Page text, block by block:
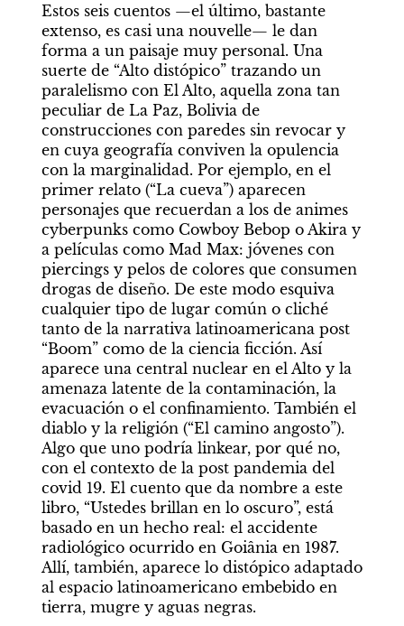
Estos seis cuentos —el último, bastante
extenso, es casi una nouvelle— le dan
forma a un paisaje muy personal. Una
suerte de “Alto distópico” trazando un
paralelismo con El Alto, aquella zona tan
peculiar de La Paz, Bolivia de
construcciones con paredes sin revocar y
en cuya geografía conviven la opulencia
con la marginalidad. Por ejemplo, en el
primer relato (“La cueva”) aparecen
personajes que recuerdan a los de animes
cyberpunks como Cowboy Bebop o Akira y
a películas como Mad Max: jóvenes con
piercings y pelos de colores que consumen
drogas de diseño. De este modo esquiva
cualquier tipo de lugar común o cliché
tanto de la narrativa latinoamericana post
“Boom” como de la ciencia ficción. Así
aparece una central nuclear en el Alto y la
amenaza latente de la contaminación, la
evacuación o el confinamiento. También el
diablo y la religión (“El camino angosto”).
Algo que uno podría linkear, por qué no,
con el contexto de la post pandemia del
covid 19. El cuento que da nombre a este
libro, “Ustedes brillan en lo oscuro”, está
basado en un hecho real: el accidente
radiológico ocurrido en Goiânia en 1987.
Allí, también, aparece lo distópico adaptado
al espacio latinoamericano embebido en
tierra, mugre y aguas negras.